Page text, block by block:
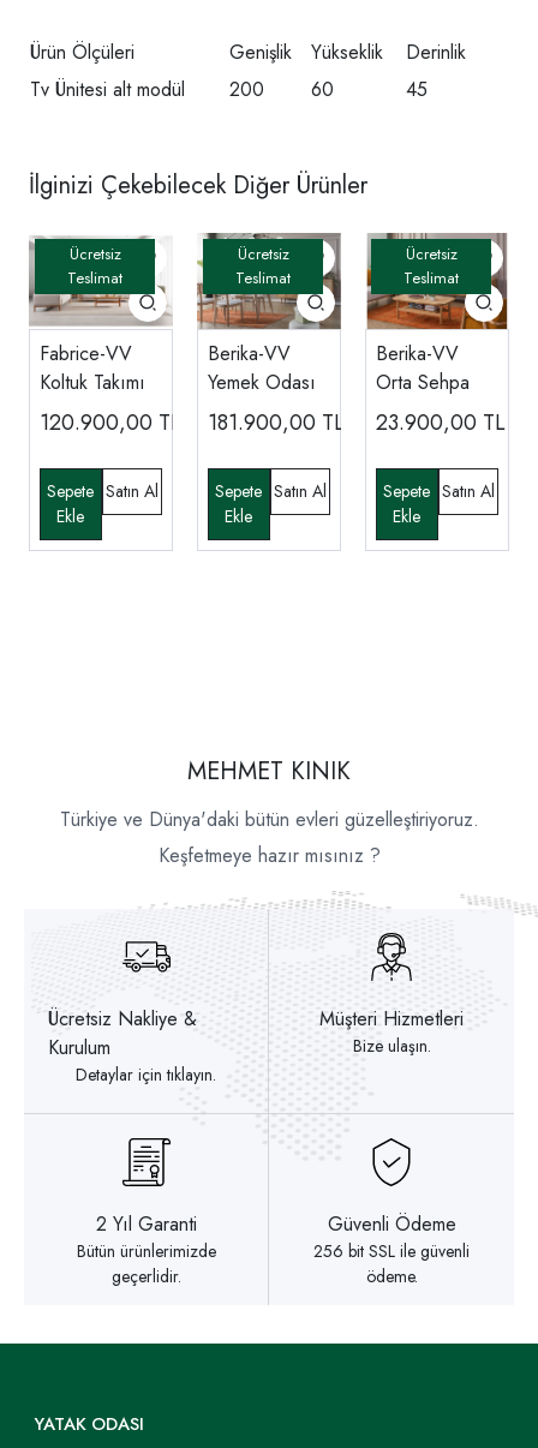
Ürün Ölçüleri Genişlik Yükseklik
Derinlik
Tv Ünitesi alt modül
200 60 45
İlginizi Çekebilecek Diğer Ürünler
Fabrice-VV
Koltuk Takımı
120.900,00 TL
Berika-VV
Yemek Odası
181.900,00 TL
Berika-VV
Orta Sehpa
23.900,00 TL
MEHMET KINIK
Türkiye ve Dünya'daki bütün evleri güzelleştiriyoruz.
Keşfetmeye hazır mısınız ?
Ücretsiz Nakliye &
Kurulum
Detaylar için tıklayın.
Müşteri Hizmetleri
Bize ulaşın.
2 Yıl Garanti
Bütün ürünlerimizde
geçerlidir.
Güvenli Ödeme
256 bit SSL ile güvenli
ödeme.
YATAK ODASI